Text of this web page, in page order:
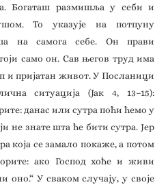
Богаташ размишља у себи и
То указује на потпуну
на самога себе. Он прави
само он. Сав његов труд има
и пријатан живот. У Посланици
ситуација (Јак 4, 13–15):
данас или сутра поћи ћемо у
не знате шта ће бити сутра. Јер
која се замало покаже, а потом
ако Господ хоће и живи
У сваком случају, у своје